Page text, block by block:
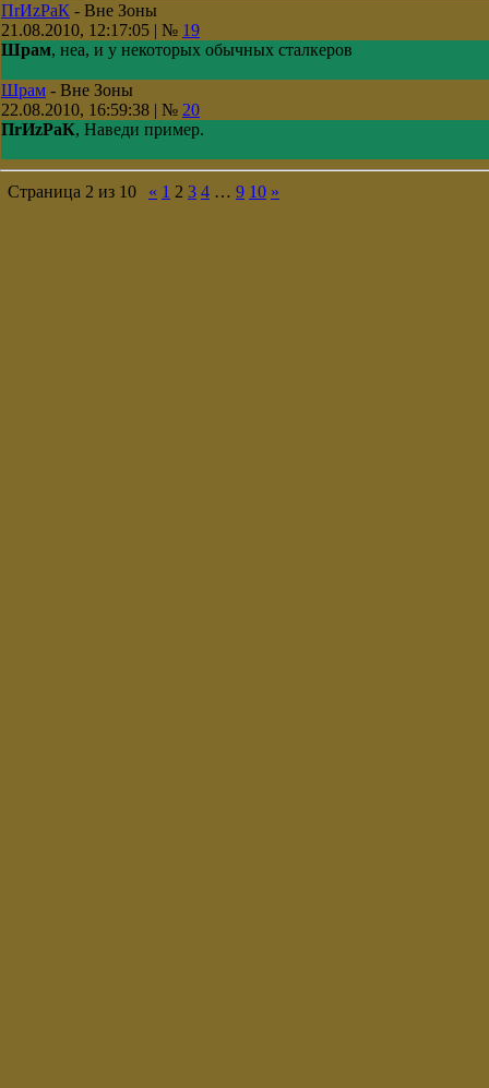
ПrИzРaК - Вне Зоны
21.08.2010, 12:17:05 | № 19
Шрам, неа, и у некоторых обычных сталкеров
Шрам - Вне Зоны
22.08.2010, 16:59:38 | № 20
ПrИzРaК, Наведи пример.
Страница 2 из 10 « 1 2 3 4 … 9 10 »